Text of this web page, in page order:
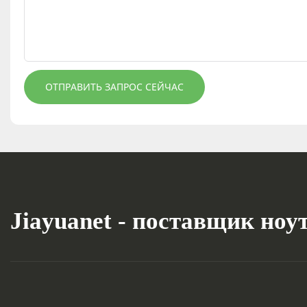
ОТПРАВИТЬ ЗАПРОС СЕЙЧАС
Jiayuanet - поставщик